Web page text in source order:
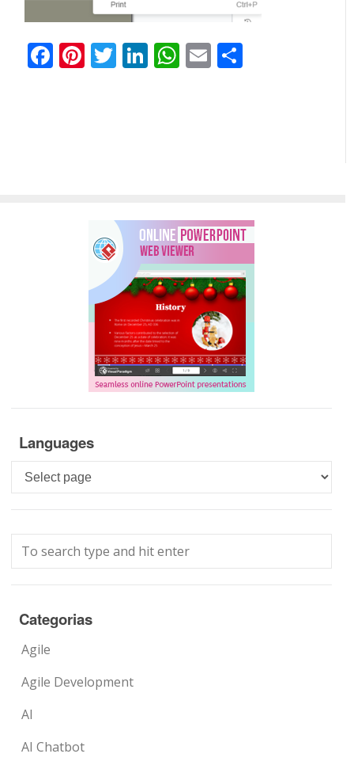
Facebook
Pinterest
Twitter
LinkedIn
WhatsApp
Email
Languages
Languages
Categorias
Agile
Agile Development
AI
AI Chatbot